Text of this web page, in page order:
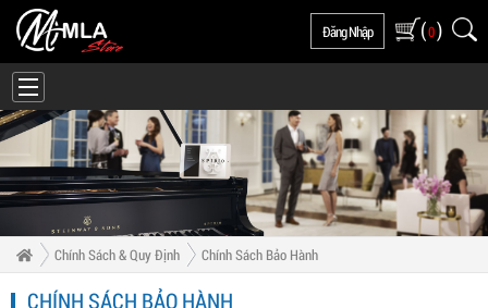
Đăng Nhập (0)
Chính Sách & Quy Định Chính Sách Bảo Hành
CHÍNH SÁCH BẢO HÀNH